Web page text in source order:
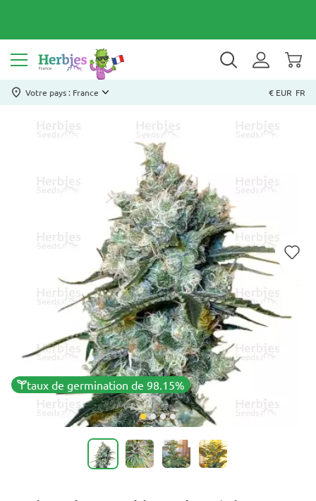
Votre pays : France € EUR FR
taux de germination de 98.15%